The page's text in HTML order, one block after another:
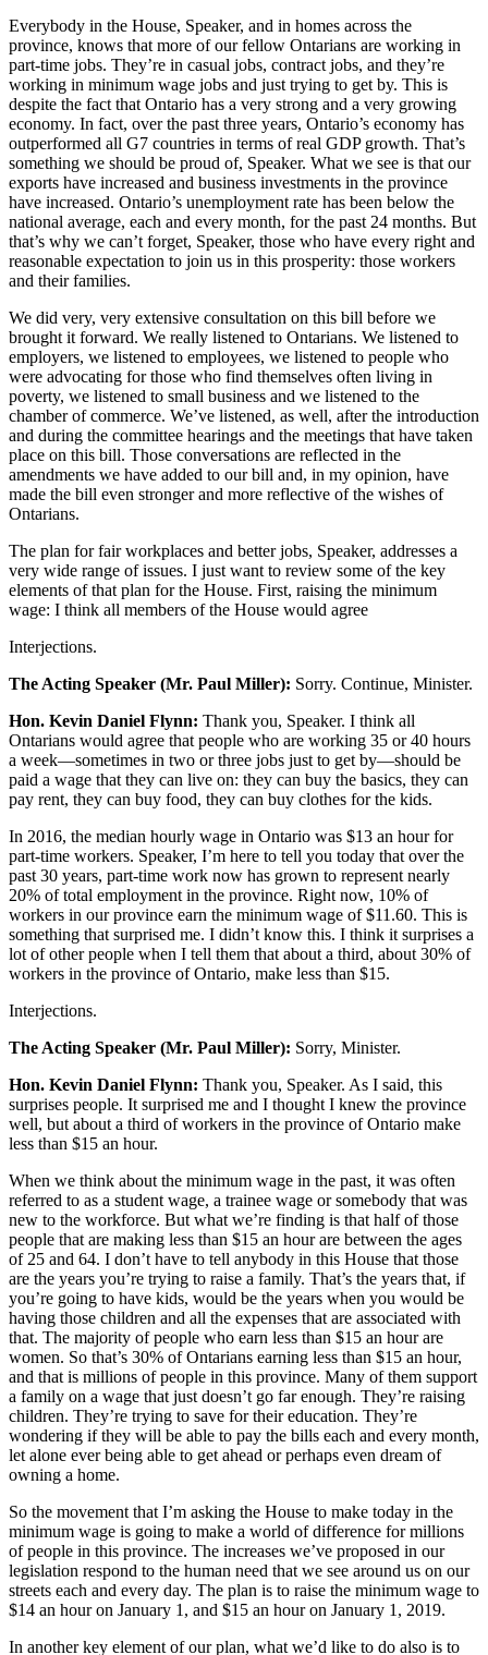
Everybody in the House, Speaker, and in homes across the
province, knows that more of our fellow Ontarians are working in
part-time jobs. They’re in casual jobs, contract jobs, and they’re
working in minimum wage jobs and just trying to get by. This is
despite the fact that Ontario has a very strong and a very growing
economy. In fact, over the past three years, Ontario’s economy has
outperformed all G7 countries in terms of real GDP growth. That’s
something we should be proud of, Speaker. What we see is that our
exports have increased and business investments in the province
have increased. Ontario’s unemployment rate has been below the
national average, each and every month, for the past 24 months. But
that’s why we can’t forget, Speaker, those who have every right and
reasonable expectation to join us in this prosperity: those workers
and their families.
We did very, very extensive consultation on this bill before we
brought it forward. We really listened to Ontarians. We listened to
employers, we listened to employees, we listened to people who
were advocating for those who find themselves often living in
poverty, we listened to small business and we listened to the
chamber of commerce. We’ve listened, as well, after the introduction
and during the committee hearings and the meetings that have taken
place on this bill. Those conversations are reflected in the
amendments we have added to our bill and, in my opinion, have
made the bill even stronger and more reflective of the wishes of
Ontarians.
The plan for fair workplaces and better jobs, Speaker, addresses a
very wide range of issues. I just want to review some of the key
elements of that plan for the House. First, raising the minimum
wage: I think all members of the House would agree
Interjections.
The Acting Speaker (Mr. Paul Miller): Sorry. Continue, Minister.
Hon. Kevin Daniel Flynn: Thank you, Speaker. I think all
Ontarians would agree that people who are working 35 or 40 hours
a week—sometimes in two or three jobs just to get by—should be
paid a wage that they can live on: they can buy the basics, they can
pay rent, they can buy food, they can buy clothes for the kids.
In 2016, the median hourly wage in Ontario was $13 an hour for
part-time workers. Speaker, I’m here to tell you today that over the
past 30 years, part-time work now has grown to represent nearly
20% of total employment in the province. Right now, 10% of
workers in our province earn the minimum wage of $11.60. This is
something that surprised me. I didn’t know this. I think it surprises a
lot of other people when I tell them that about a third, about 30% of
workers in the province of Ontario, make less than $15.
Interjections.
The Acting Speaker (Mr. Paul Miller): Sorry, Minister.
Hon. Kevin Daniel Flynn: Thank you, Speaker. As I said, this
surprises people. It surprised me and I thought I knew the province
well, but about a third of workers in the province of Ontario make
less than $15 an hour.
When we think about the minimum wage in the past, it was often
referred to as a student wage, a trainee wage or somebody that was
new to the workforce. But what we’re finding is that half of those
people that are making less than $15 an hour are between the ages
of 25 and 64. I don’t have to tell anybody in this House that those
are the years you’re trying to raise a family. That’s the years that, if
you’re going to have kids, would be the years when you would be
having those children and all the expenses that are associated with
that. The majority of people who earn less than $15 an hour are
women. So that’s 30% of Ontarians earning less than $15 an hour,
and that is millions of people in this province. Many of them support
a family on a wage that just doesn’t go far enough. They’re raising
children. They’re trying to save for their education. They’re
wondering if they will be able to pay the bills each and every month,
let alone ever being able to get ahead or perhaps even dream of
owning a home.
So the movement that I’m asking the House to make today in the
minimum wage is going to make a world of difference for millions
of people in this province. The increases we’ve proposed in our
legislation respond to the human need that we see around us on our
streets each and every day. The plan is to raise the minimum wage to
$14 an hour on January 1, and $15 an hour on January 1, 2019.
In another key element of our plan, what we’d like to do also is to